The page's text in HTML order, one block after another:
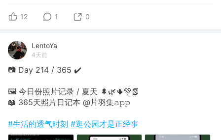
12 1 0
LentoYa
4天前
📷 Day 214 / 365 ✔️
🖼 今日份照片记录 / 夏天 🌲🌿🌵💚📗
📖 365天照片日记本 @片羽集𝚊𝚙𝚙
#生活的透气时刻 #逛公园才是正经事